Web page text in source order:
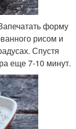
форму
рисом и
Спустя
еще 7-10 минут.